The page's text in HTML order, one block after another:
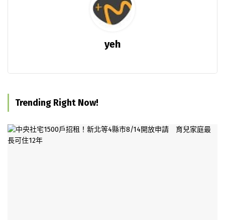
yeh
Trending Right Now!